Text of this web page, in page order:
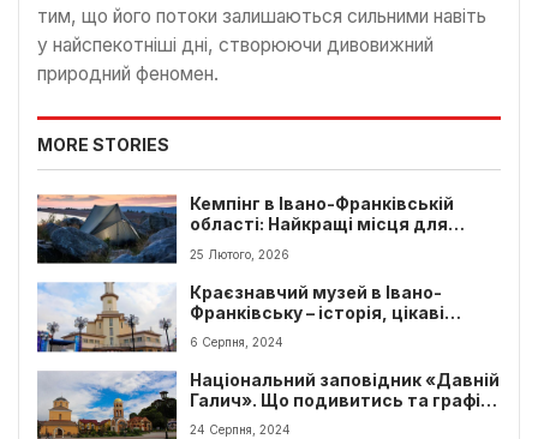
тим, що його потоки залишаються сильними навіть
у найспекотніші дні, створюючи дивовижний
природний феномен.
MORE STORIES
Кемпінг в Івано-Франківській
області: Найкращі місця для
відпочинку з палатками
25 Лютого, 2026
Краєзнавчий музей в Івано-
Франківську – історія, цікаві
факти, ціни
6 Серпня, 2024
Національний заповідник «Давній
Галич». Що подивитись та графік
роботи
24 Серпня, 2024